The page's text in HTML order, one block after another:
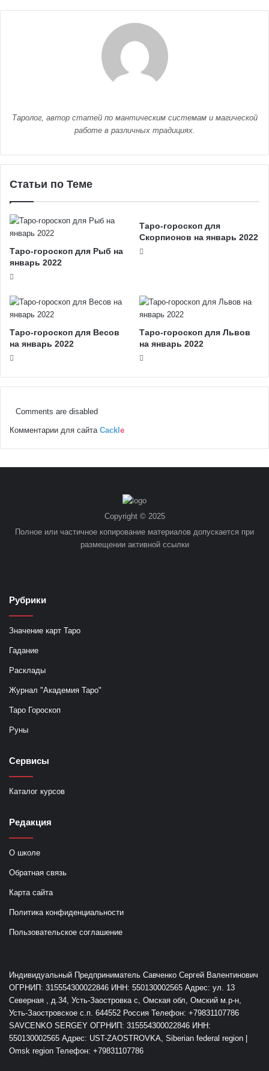
Таролог, автор статей по мантическим системам и магической
работе в различных традициях.
Статьи по Теме
Таро-гороскоп для Рыб на
январь 2022
Таро-гороскоп для
Скорпионов на январь 2022
Таро-гороскоп для Весов
на январь 2022
Таро-гороскоп для Львов
на январь 2022
Comments are disabled
Комментарии для сайта Cackl e
Copyright © 2025
Полное или частичное копирование материалов допускается при
размещении активной ссылки
Рубрики
Значение карт Таро
Гадание
Расклады
Журнал "Академия Таро"
Таро Гороскоп
Руны
Сервисы
Каталог курсов
Редакция
О школе
Обратная связь
Карта сайта
Политика конфиденциальности
Пользовательское соглашение
Индивидуальный Предприниматель Савченко Сергей Валентинович
ОГРНИП: 315554300022846 ИНН: 550130002565 Адрес: ул. 13
Северная , д.34, Усть-Заостровка с, Омская обл, Омский м.р-н,
Усть-Заостровское с.п. 644552 Россия Телефон: +79831107786
SAVCENKO SERGEY ОГРНИП: 315554300022846 ИНН:
550130002565 Адрес: UST-ZAOSTROVKA, Siberian federal region |
Omsk region Телефон: +79831107786